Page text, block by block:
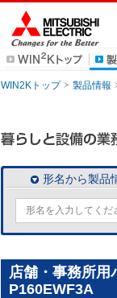
WIN2Kトップ 製品情報
形名から製品
店舗・事務所用
P160EWF3A